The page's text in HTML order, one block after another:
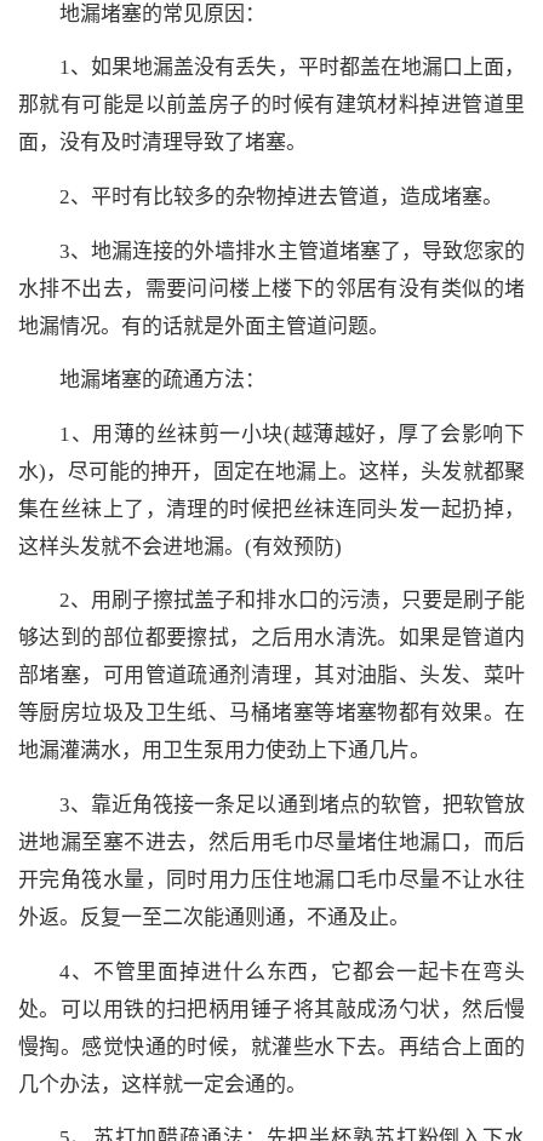
地漏堵塞的常见原因：
1、如果地漏盖没有丢失，平时都盖在地漏口上面，
那就有可能是以前盖房子的时候有建筑材料掉进管道里
面，没有及时清理导致了堵塞。
2、平时有比较多的杂物掉进去管道，造成堵塞。
3、地漏连接的外墙排水主管道堵塞了，导致您家的
水排不出去，需要问问楼上楼下的邻居有没有类似的堵
地漏情况。有的话就是外面主管道问题。
地漏堵塞的疏通方法：
1、用薄的丝袜剪一小块(越薄越好，厚了会影响下
水)，尽可能的抻开，固定在地漏上。这样，头发就都聚
集在丝袜上了，清理的时候把丝袜连同头发一起扔掉，
这样头发就不会进地漏。(有效预防)
2、用刷子擦拭盖子和排水口的污渍，只要是刷子能
够达到的部位都要擦拭，之后用水清洗。如果是管道内
部堵塞，可用管道疏通剂清理，其对油脂、头发、菜叶
等厨房垃圾及卫生纸、马桶堵塞等堵塞物都有效果。在
地漏灌满水，用卫生泵用力使劲上下通几片。
3、靠近角筏接一条足以通到堵点的软管，把软管放
进地漏至塞不进去，然后用毛巾尽量堵住地漏口，而后
开完角筏水量，同时用力压住地漏口毛巾尽量不让水往
外返。反复一至二次能通则通，不通及止。
4、不管里面掉进什么东西，它都会一起卡在弯头
处。可以用铁的扫把柄用锤子将其敲成汤勺状，然后慢
慢掏。感觉快通的时候，就灌些水下去。再结合上面的
几个办法，这样就一定会通的。